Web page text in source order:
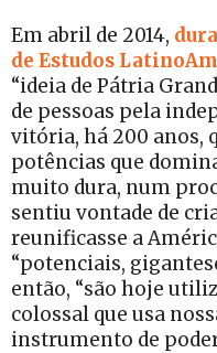
Em abril de 2014,
de Estudos
“ideia de Pátria
de pessoas pela
vitória, há 200 anos,
potências que
muito dura, num
sentiu vontade de
reunificasse a
“potenciais,
então, “são hoje
colossal que usa
instrumento de